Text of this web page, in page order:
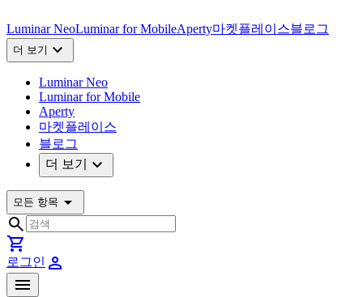
Luminar NeoLuminar for MobileAperty마켓플레이스블로그
더 보기 expand_more
Luminar Neo
Luminar for Mobile
Aperty
마켓플레이스
블로그
더 보기
expand_more
모든 항목 arrow_drop_down
search
shopping_cart
로그인 person
menu